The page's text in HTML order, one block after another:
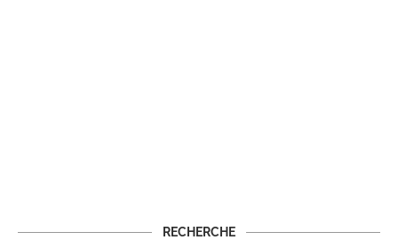
RECHERCHE